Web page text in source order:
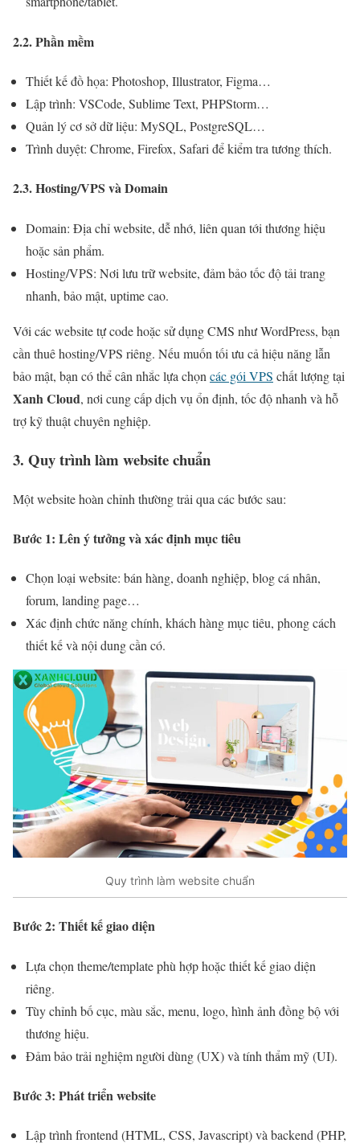
2.2. Phần mềm
Thiết kế đồ họa: Photoshop, Illustrator, Figma…
Lập trình: VSCode, Sublime Text, PHPStorm…
Quản lý cơ sở dữ liệu: MySQL, PostgreSQL…
Trình duyệt: Chrome, Firefox, Safari để kiểm tra tương thích.
2.3. Hosting/VPS và Domain
Domain: Địa chỉ website, dễ nhớ, liên quan tới thương hiệu
hoặc sản phẩm.
Hosting/VPS: Nơi lưu trữ website, đảm bảo tốc độ tải trang
nhanh, bảo mật, uptime cao.
Với các website tự code hoặc sử dụng CMS như WordPress, bạn
cần thuê hosting/VPS riêng. Nếu muốn tối ưu cả hiệu năng lẫn
bảo mật, bạn có thể cân nhắc lựa chọn các gói VPS chất lượng tại
Xanh Cloud, nơi cung cấp dịch vụ ổn định, tốc độ nhanh và hỗ
trợ kỹ thuật chuyên nghiệp.
3. Quy trình làm website chuẩn
Một website hoàn chỉnh thường trải qua các bước sau:
Bước 1: Lên ý tưởng và xác định mục tiêu
Chọn loại website: bán hàng, doanh nghiệp, blog cá nhân,
forum, landing page…
Xác định chức năng chính, khách hàng mục tiêu, phong cách
thiết kế và nội dung cần có.
Quy trình làm website chuẩn
Bước 2: Thiết kế giao diện
Lựa chọn theme/template phù hợp hoặc thiết kế giao diện
riêng.
Tùy chỉnh bố cục, màu sắc, menu, logo, hình ảnh đồng bộ với
thương hiệu.
Đảm bảo trải nghiệm người dùng (UX) và tính thẩm mỹ (UI).
Bước 3: Phát triển website
Lập trình frontend (HTML, CSS, Javascript) và backend (PHP,